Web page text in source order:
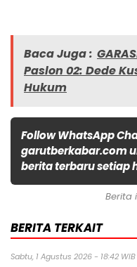
Baca Juga :
Paslon 02: Dede
Hukum
Follow WhatsApp
garutberkabar.com
berita terbaru setiap
Berita
BERITA TERKAIT
Sabtu, 1 Agustus 2026 - 18:42 WIB